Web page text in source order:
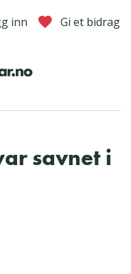
inn Gi et bidrag
savnet i